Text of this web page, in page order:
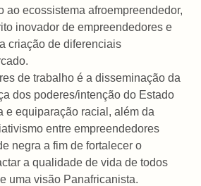
ao ecossistema afroempreendedor,
inovador de empreendedores e
criação de diferenciais
de trabalho é a disseminação da
dos poderes/intenção do Estado
e equiparação racial, além da
entre empreendedores
negra a fim de fortalecer o
a qualidade de vida de todos
uma visão Panafricanista.